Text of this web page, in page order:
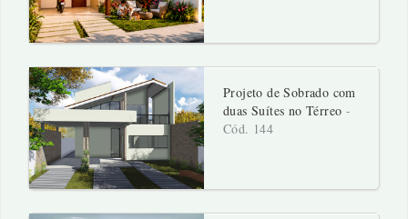
Projeto de Sobrado com
duas Suítes no Térreo -
Cód. 144